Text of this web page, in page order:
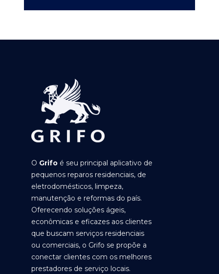
O Grifo é seu principal aplicativo de
pequenos reparos residenciais, de
eletrodomésticos, limpeza,
manutenção e reformas do país.
Oferecendo soluções ágeis,
econômicas e eficazes aos clientes
que buscam serviços residenciais
ou comerciais, o Grifo se propõe a
conectar clientes com os melhores
prestadores de serviço locais.